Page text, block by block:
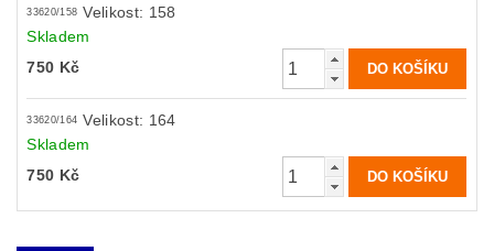
33620/158 Velikost: 158
Skladem
750 Kč
33620/164 Velikost: 164
Skladem
750 Kč